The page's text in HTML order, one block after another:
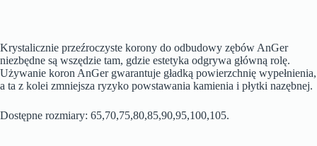
Krystalicznie przeźroczyste korony do odbudowy zębów AnGer
niezbędne są wszędzie tam, gdzie estetyka odgrywa główną rolę.
Używanie koron AnGer gwarantuje gładką powierzchnię wypełnienia,
a ta z kolei zmniejsza ryzyko powstawania kamienia i płytki nazębnej.
Dostępne rozmiary: 65,70,75,80,85,90,95,100,105.